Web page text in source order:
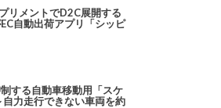
リメントでD2C展開する
自動出荷アプリ「シッピ
する自動車移動用「スケ
力走行できない車両を約